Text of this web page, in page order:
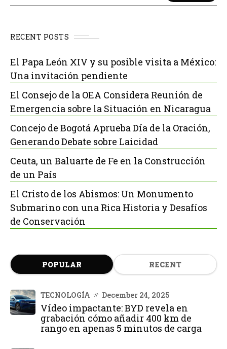
RECENT POSTS
El Papa León XIV y su posible visita a México:
Una invitación pendiente
El Consejo de la OEA Considera Reunión de
Emergencia sobre la Situación en Nicaragua
Concejo de Bogotá Aprueba Día de la Oración,
Generando Debate sobre Laicidad
Ceuta, un Baluarte de Fe en la Construcción
de un País
El Cristo de los Abismos: Un Monumento
Submarino con una Rica Historia y Desafíos
de Conservación
POPULAR RECENT
TECNOLOGÍA December 24, 2025
Vídeo impactante: BYD revela en
grabación cómo añadir 400 km de
rango en apenas 5 minutos de carga